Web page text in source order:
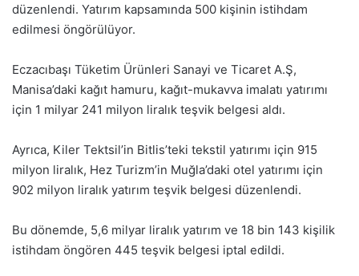
düzenlendi. Yatırım kapsamında 500 kişinin istihdam
edilmesi öngörülüyor.
Eczacıbaşı Tüketim Ürünleri Sanayi ve Ticaret A.Ş,
Manisa’daki kağıt hamuru, kağıt-mukavva imalatı yatırımı
için 1 milyar 241 milyon liralık teşvik belgesi aldı.
Ayrıca, Kiler Tektsil’in Bitlis’teki tekstil yatırımı için 915
milyon liralık, Hez Turizm’in Muğla’daki otel yatırımı için
902 milyon liralık yatırım teşvik belgesi düzenlendi.
Bu dönemde, 5,6 milyar liralık yatırım ve 18 bin 143 kişilik
istihdam öngören 445 teşvik belgesi iptal edildi.